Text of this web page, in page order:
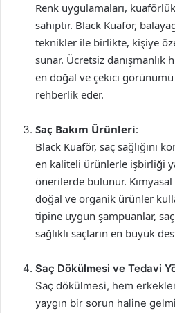
Renk uygulamaları,
sahiptir. Black Kuaför,
teknikler ile birlikte, kişiye
sunar. Ücretsiz
en doğal ve çekici
rehberlik eder.
Saç Bakım Ürünleri:
Black Kuaför, saç sağlığını
en kaliteli ürünlerle işbirliği
önerilerde bulunur. Kimyasal
doğal ve organik ürünler
tipine uygun şampuanlar,
sağlıklı saçların en büyük
Saç Dökülmesi ve Tedavi
Saç dökülmesi, hem
yaygın bir sorun haline